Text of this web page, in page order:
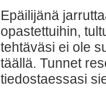
Epäilijänä
opastettuihin,
tehtäväsi ei ole
täällä. Tunnet
tiedostaessasi